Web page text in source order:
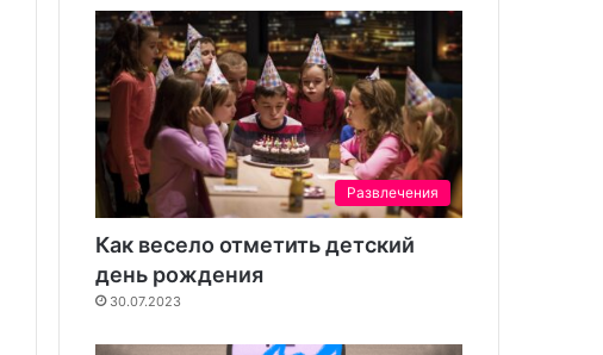
Развлечения
Как весело отметить детский
день рождения
30.07.2023